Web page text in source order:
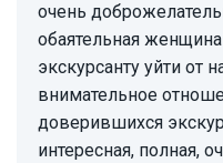
очень
обаятельная
экскурсанту уйти от
внимательное
доверившихся
интересная, полная,